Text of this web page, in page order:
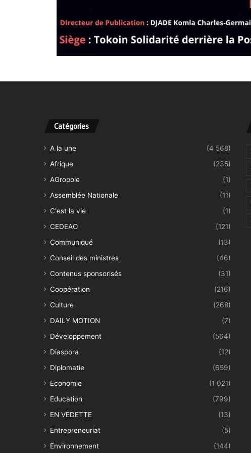
Catégories
A la une
(4 568)
Afrique
(235)
AGropole
(1)
Assemblée Nationale
(11)
C'est la vie
(1)
CEDEAO
(121)
Communiqué
(13)
Conseil des ministres
(46)
Contenus sponsorisés
(31)
Coopération
(216)
Culture
(268)
DAILY MOTION
(7)
Développement
(564)
Diaspora
(12)
Diplomatie
(659)
Economie
(1 021)
Education
(799)
EN VEDETTE
(13)
Entrepreneuriat
(5)
Environnement
(144)